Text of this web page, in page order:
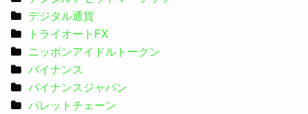
デジタル通貨
トライオートFX
ニッポンアイドルトークン
バイナンス
バイナンスジャパン
パレットチェーン